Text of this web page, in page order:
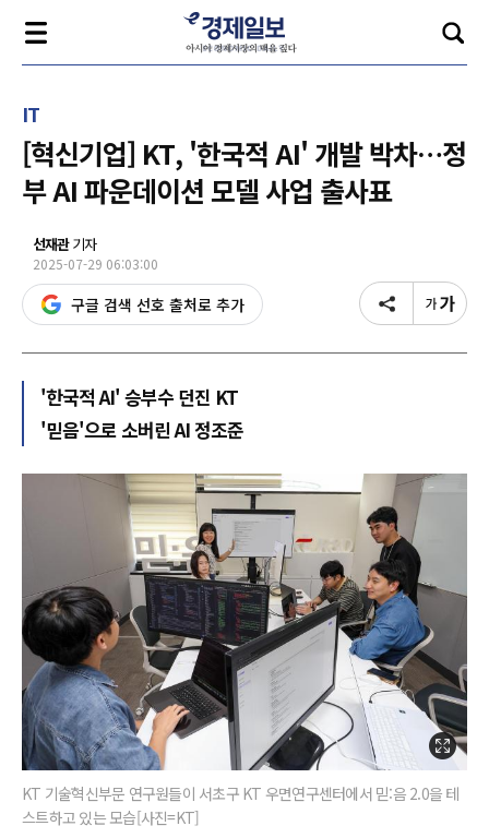
IT
[혁신기업] KT, '한국적 AI' 개발 박차…정
부 AI 파운데이션 모델 사업 출사표
선재관기자
2025-07-29 06:03:00
구글 검색 선호 출처로 추가
'한국적 AI' 승부수 던진 KT
'믿음'으로 소버린 AI 정조준
KT 기술혁신부문 연구원들이 서초구 KT 우면연구센터에서 믿:음 2.0을 테
스트하고 있는 모습[사진=KT]